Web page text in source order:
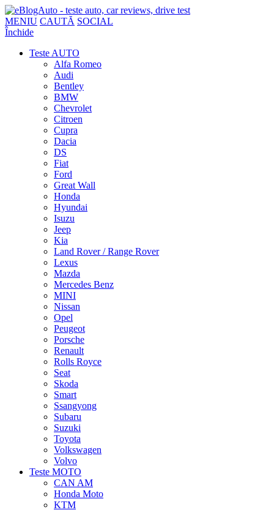
MENIU CAUTĂ SOCIAL
Închide
Teste AUTO
Alfa Romeo
Audi
Bentley
BMW
Chevrolet
Citroen
Cupra
Dacia
DS
Fiat
Ford
Great Wall
Honda
Hyundai
Isuzu
Jeep
Kia
Land Rover / Range Rover
Lexus
Mazda
Mercedes Benz
MINI
Nissan
Opel
Peugeot
Porsche
Renault
Rolls Royce
Seat
Skoda
Smart
Ssangyong
Subaru
Suzuki
Toyota
Volkswagen
Volvo
Teste MOTO
CAN AM
Honda Moto
KTM